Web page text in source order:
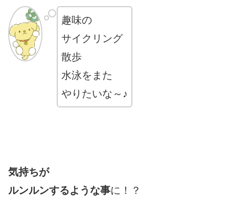
趣味の
サイクリング
散歩
水泳をまた
やりたいな～♪
気持ちが
ルンルンするような事に！？